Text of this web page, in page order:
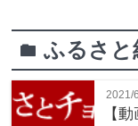
folderふるさと
2021/
【